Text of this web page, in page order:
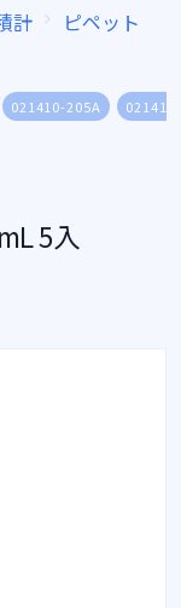
計
ピペット
021410-205A
5入